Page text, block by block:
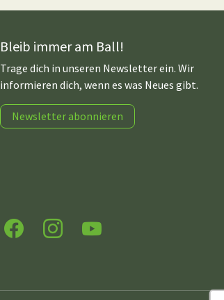
Bleib immer am Ball!
Trage dich in unseren Newsletter ein. Wir
informieren dich, wenn es was Neues gibt.
Newsletter abonnieren